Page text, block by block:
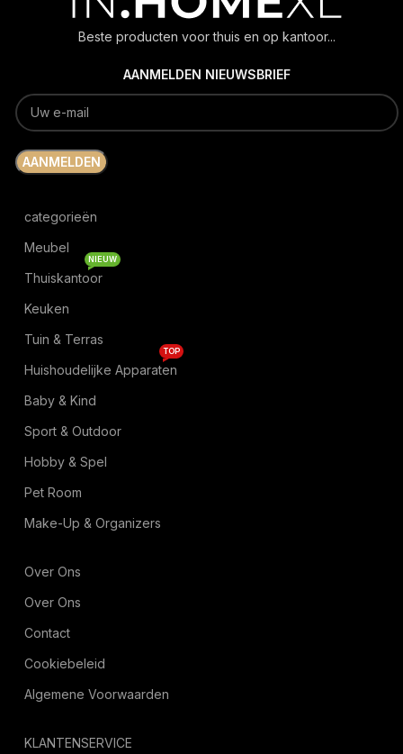
Beste producten voor thuis en op kantoor...
AANMELDEN NIEUWSBRIEF
categorieën
Meubel
Thuiskantoor
NIEUW
Keuken
Tuin & Terras
Huishoudelijke Apparaten
TOP
Baby & Kind
Sport & Outdoor
Hobby & Spel
Pet Room
Make-Up & Organizers
Over Ons
Over Ons
Contact
Cookiebeleid
Algemene Voorwaarden
KLANTENSERVICE